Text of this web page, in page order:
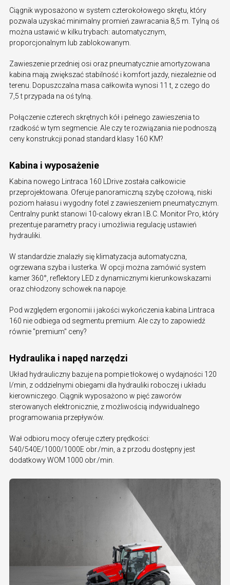
Ciągnik wyposażono w system czterokołowego skrętu, który
pozwala uzyskać minimalny promień zawracania 8,5 m. Tylną oś
można ustawić w kilku trybach: automatycznym,
proporcjonalnym lub zablokowanym.
Zawieszenie przedniej osi oraz pneumatycznie amortyzowana
kabina mają zwiększać stabilność i komfort jazdy, niezależnie od
terenu. Dopuszczalna masa całkowita wynosi 11 t, z czego do
7,5 t przypada na oś tylną.
Połączenie czterech skrętnych kół i pełnego zawieszenia to
rzadkość w tym segmencie. Ale czy te rozwiązania nie podnoszą
ceny konstrukcji ponad standard klasy 160 KM?
Kabina i wyposażenie
Kabina nowego Lintraca 160 LDrive została całkowicie
przeprojektowana. Oferuje panoramiczną szybę czołową, niski
poziom hałasu i wygodny fotel z zawieszeniem pneumatycznym.
Centralny punkt stanowi 10-calowy ekran I.B.C. Monitor Pro, który
prezentuje parametry pracy i umożliwia regulację ustawień
hydrauliki.
W standardzie znalazły się klimatyzacja automatyczna,
ogrzewana szyba i lusterka. W opcji można zamówić system
kamer 360°, reflektory LED z dynamicznymi kierunkowskazami
oraz chłodzony schowek na napoje.
Pod względem ergonomii i jakości wykończenia kabina Lintraca
160 nie odbiega od segmentu premium. Ale czy to zapowiedź
równie "premium" ceny?
Hydraulika i napęd narzędzi
Układ hydrauliczny bazuje na pompie tłokowej o wydajności 120
l/min, z oddzielnymi obiegami dla hydrauliki roboczej i układu
kierowniczego. Ciągnik wyposażono w pięć zaworów
sterowanych elektronicznie, z możliwością indywidualnego
programowania przepływów.
Wał odbioru mocy oferuje cztery prędkości:
540/540E/1000/1000E obr./min, a z przodu dostępny jest
dodatkowy WOM 1000 obr./min.